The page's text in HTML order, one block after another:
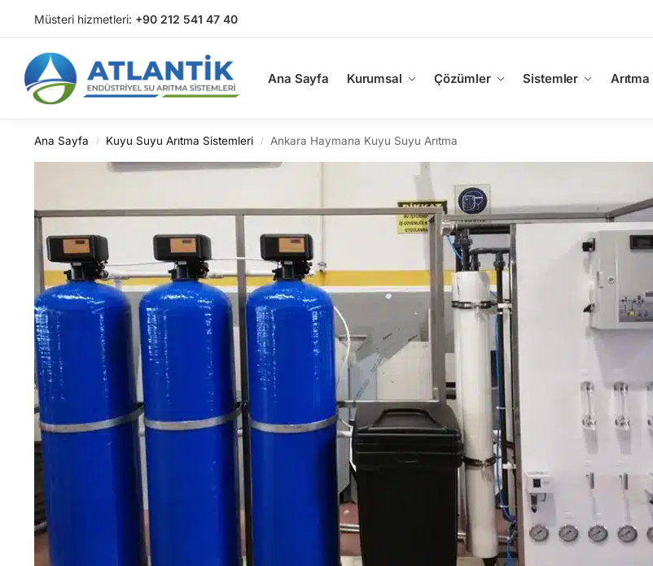
Müsteri hizmetleri: +90 212 541 47 40
Ana Sayfa Kurumsal Çözümler Sistemler Arıtma
Arama
Ana Sayfa / Kuyu Suyu Arıtma Sistemleri / Ankara Haymana Kuyu Suyu Arıtma